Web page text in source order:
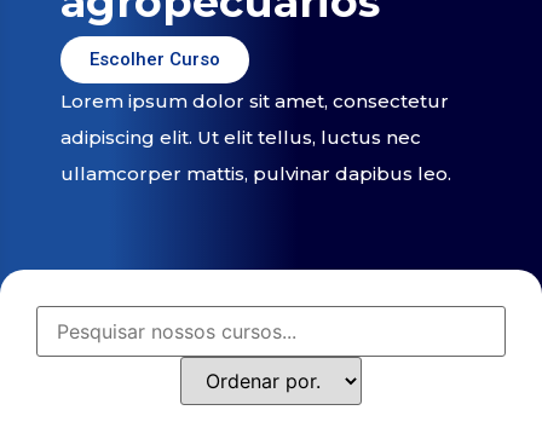
Escolher Curso
Lorem ipsum dolor sit amet, consectetur
adipiscing elit. Ut elit tellus, luctus nec
ullamcorper mattis, pulvinar dapibus leo.